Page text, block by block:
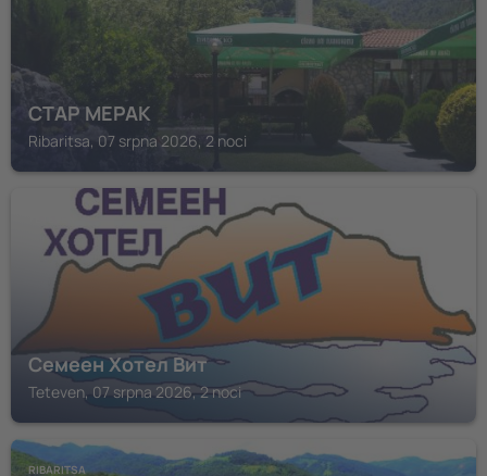
СТАР МЕРАК
Ribaritsa, 07 srpna 2026, 2 noci
Семеен Хотел Вит
Teteven, 07 srpna 2026, 2 noci
RIBARITSA